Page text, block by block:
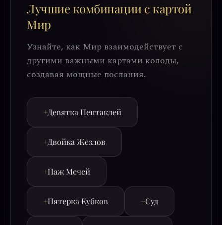
Лучшие комбинации с картой
Мир
Узнайте, как Мир взаимодействует с
другими важными картами колоды,
создавая мощные послания.
+Девятка Пентаклей
+Двойка Жезлов
+Паж Мечей
+Пятерка Кубков +Суд